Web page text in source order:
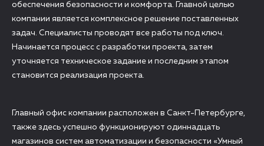
обеспечения безопасности и комфорта. Главной целью
компании является комплексное решение поставленных
задач. Специалисты проводят все работы под ключ.
Начинается процесс с разработки проекта, затем
уточняется техническое задание и последним этапом
становится реализация проекта.
Главный офис компании расположен в Санкт-Петербурге,
также здесь успешно функционируют одиннадцать
магазинов систем автоматизации и безопасности «Умный